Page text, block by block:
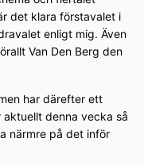
det klara förstavalet i
enligt mig. Även
Van Den Berg den
har därefter ett
denna vecka så
närmre på det inför